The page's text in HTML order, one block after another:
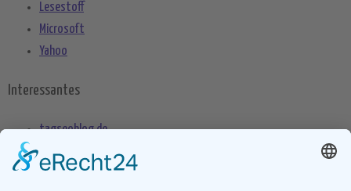
Lesestoff
Microsoft
Yahoo
Interessantes
tagseoblog.de
SEO Blog
seo-trainee.de